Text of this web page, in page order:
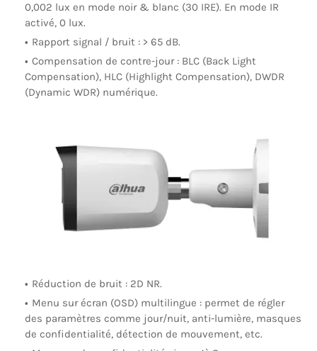
0,002 lux en mode noir & blanc (30 IRE). En mode IR
activé, 0 lux.
Rapport signal / bruit : > 65 dB.
Compensation de contre-jour : BLC (Back Light
Compensation), HLC (Highlight Compensation), DWDR
(Dynamic WDR) numérique.
Réduction de bruit : 2D NR.
Menu sur écran (OSD) multilingue : permet de régler
des paramètres comme jour/nuit, anti-lumière, masques
de confidentialité, détection de mouvement, etc.